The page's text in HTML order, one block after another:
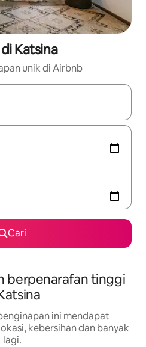
Katsina
unik di Airbnb
dengan kekunci anak panah
Cari
berpenarafan tinggi
ini mendapat
kebersihan dan banyak
lagi.